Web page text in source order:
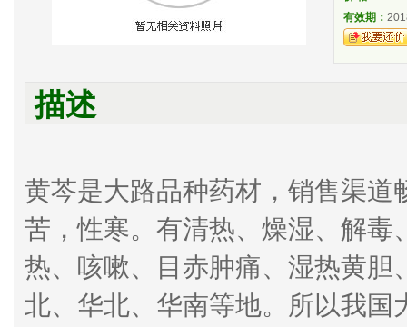
有效期：
描述
黄芩是大路品种药材，销售渠
苦，性寒。有清热、燥湿、解
热、咳嗽、目赤肿痛、湿热黄
北、华北、华南等地。所以我